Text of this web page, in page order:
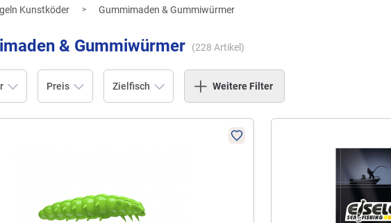
Kunstköder > Gummimaden & Gummiwürmer
& Gummiwürmer (228 Artikel)
Preis Zielfisch Weitere Filter